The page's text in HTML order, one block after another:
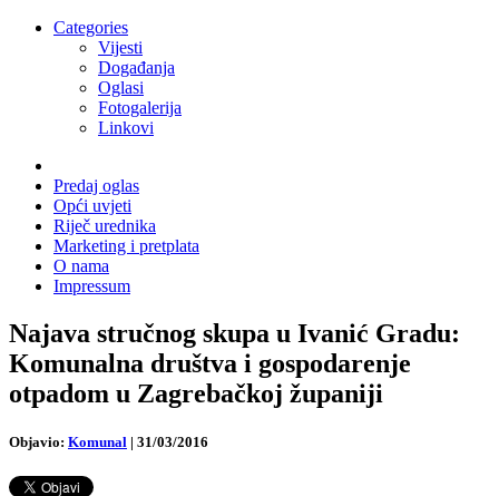
Categories
Vijesti
Događanja
Oglasi
Fotogalerija
Linkovi
Predaj oglas
Opći uvjeti
Riječ urednika
Marketing i pretplata
O nama
Impressum
Najava stručnog skupa u Ivanić Gradu:
Komunalna društva i gospodarenje
otpadom u Zagrebačkoj županiji
Objavio: Komunal | 31/03/2016